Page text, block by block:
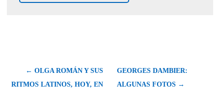
← OLGA ROMÁN Y SUS
RITMOS LATINOS, HOY, EN
GEORGES DAMBIER:
ALGUNAS FOTOS →